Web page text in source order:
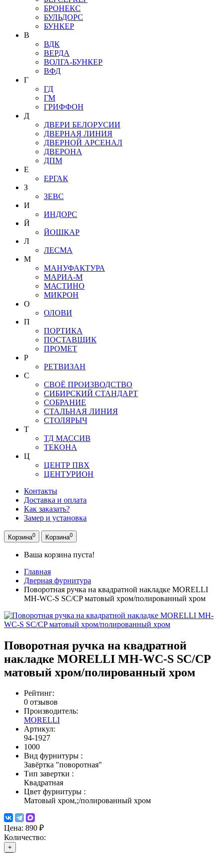
БРОНЕКС
БУЛЬДОРС
БУНКЕР
В
ВДК
ВЕРДА
ВОЛГА-БУНКЕР
ВФД
Г
ГД
ГМ
ГРИФФОН
Д
ДВЕРИ БЕЛОРУСИИ
ДВЕРНАЯ ЛИНИЯ
ДВЕРНОЙ АРСЕНАЛ
ДВЕРОНА
ДПМ
Е
ЕРГАК
З
ЗЕВС
И
ИНДОРС
Й
ЙОШКАР
Л
ЛЕСМА
М
МАНУФАКТУРА
МАРИА-М
МАСТИНО
МИКРОН
О
ОЛОВИ
П
ПОРТИКА
ПОСТАВЩИК
ПРОМЕТ
Р
РЕТВИЗАН
С
СВОЁ ПРОИЗВОДСТВО
СИБИРСКИЙ СТАНДАРТ
СОБРАНИЕ
СТАЛЬНАЯ ЛИНИЯ
СТОЛЯРЫЧ
Т
ТД МАССИВ
ТЕКОНА
Ц
ЦЕНТР ПВХ
ЦЕНТУРИОН
Контакты
Доставка и оплата
Как заказать?
Замер и установка
Корзина0 Корзина0
Ваша корзина пуста!
Главная
Дверная фурнитура
Поворотная ручка на квадратной накладке MORELLI
MH-WC-S SC/CP матовый хром/полированный хром
Поворотная ручка на квадратной
накладке MORELLI MH-WC-S SC/CP
матовый хром/полированный хром
Рейтинг:
0 отзывов
Производитель:
MORELLI
Артикул:
94-1927
1000
Вид фурнитуры :
Завёртка "поворотная"
Тип завертки :
Квадратная
Цвет фурнитуры :
Матовый хром,;/полированный хром
Цена: 890 ₽
Количество:
+